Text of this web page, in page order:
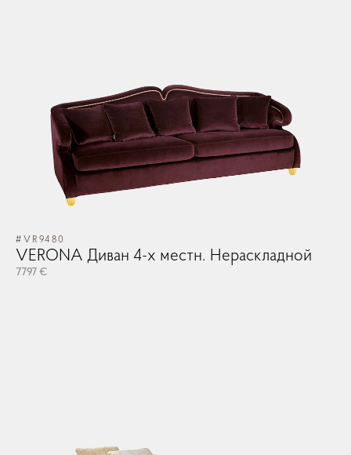
#VR9480
VERONA Диван 4-х местн. Нераскладной
7797 €